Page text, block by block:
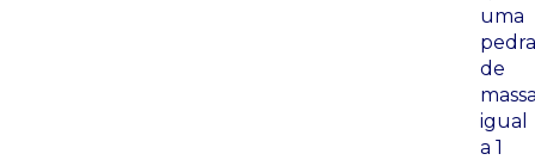
uma
pedra
de
igual
a 1